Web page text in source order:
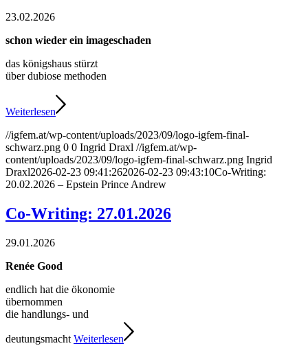
23.02.2026
schon wieder ein imageschaden
das königshaus stürzt
über dubiose methoden
Weiterlesen
//igfem.at/wp-content/uploads/2023/09/logo-igfem-final-
schwarz.png 0 0 Ingrid Draxl //igfem.at/wp-
content/uploads/2023/09/logo-igfem-final-schwarz.png Ingrid
Draxl2026-02-23 09:41:262026-02-23 09:43:10Co-Writing:
20.02.2026 – Epstein Prince Andrew
Co-Writing: 27.01.2026
29.01.2026
Renée Good
endlich hat die ökonomie
übernommen
die handlungs- und
deutungsmacht Weiterlesen